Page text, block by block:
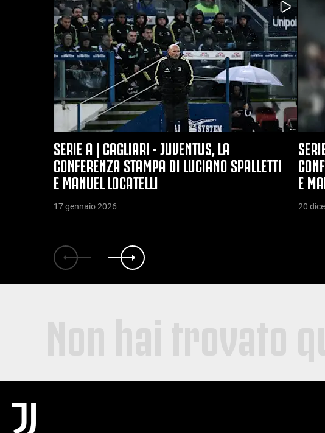
SERIE A | CAGLIARI - JUVENTUS, LA
CONFERENZA STAMPA DI LUCIANO SPALLETTI
E MANUEL LOCATELLI
17 gennaio 2026
E
20